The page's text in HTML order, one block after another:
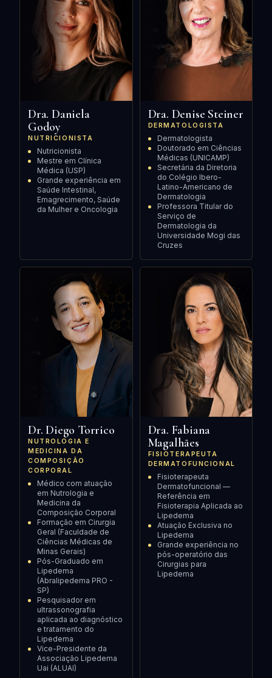
Dra. Daniela
Godoy
NUTRICIONISTA
Nutricionista
Mestre em Clínica
Médica (USP)
Grande experiência em
Saúde Intestinal,
Emagrecimento, Saúde
da Mulher e Oncologia
Dra. Denise Steiner
DERMATOLOGISTA
Dermatologista
Doutorado em Ciências
Médicas (UNICAMP)
Secretária da Diretoria
do Colégio Ibero-
Latino-Americano de
Dermatologia
Professora Titular do
Serviço de
Dermatologia da
Universidade Mogi das
Cruzes
Dr. Diego Torrico
NUTROLOGIA E
MEDICINA DA
COMPOSIÇÃO
CORPORAL
Médico com atuação
em Nutrologia e
Medicina da
Composição Corporal
Formação em Cirurgia
Geral (Faculdade de
Ciências Médicas de
Minas Gerais)
Pós-Graduado em
Lipedema
(Abralipedema PRO -
SP)
Pesquisador em
ultrassonografia
aplicada ao diagnóstico
e tratamento do
Lipedema
Vice-Presidente da
Associação Lipedema
Uai (ALUAI)
Dra. Fabiana
Magalhães
FISIOTERAPEUTA
DERMATOFUNCIONAL
Fisioterapeuta
Dermatofuncional —
Referência em
Fisioterapia Aplicada ao
Lipedema
Atuação Exclusiva no
Lipedema
Grande experiência no
pós-operatório das
Cirurgias para
Lipedema